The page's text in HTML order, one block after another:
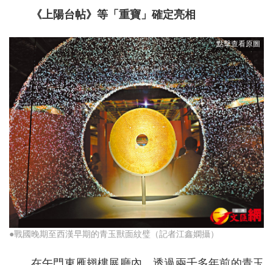
《上陽台帖》等「重寶」確定亮相
●戰國晚期至西漢早期的青玉獸面紋璧（記者江鑫嫻攝）